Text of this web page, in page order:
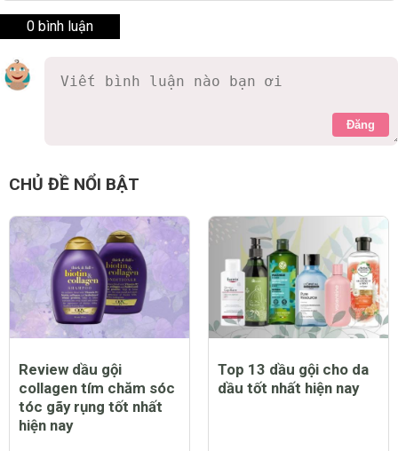
0 bình luận
Đăng
CHỦ ĐỀ NỔI BẬT
Review dầu gội
collagen tím chăm sóc
tóc gãy rụng tốt nhất
hiện nay
Top 13 dầu gội cho da
dầu tốt nhất hiện nay